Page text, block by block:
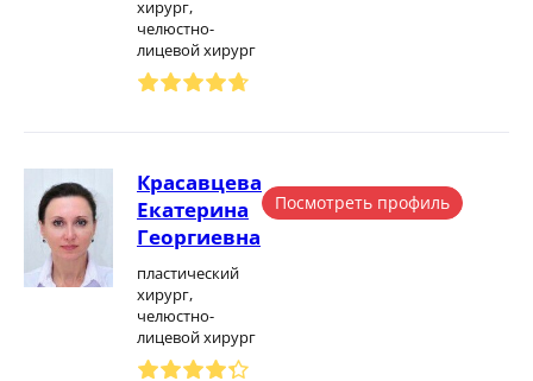
хирург,
челюстно-
лицевой хирург
Красавцева
Екатерина
Георгиевна
пластический
хирург,
челюстно-
лицевой хирург
Посмотреть профиль